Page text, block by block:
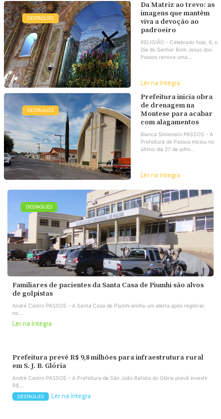
DESTAQUES
Da Matriz ao trevo: as
imagens que mantêm
viva a devoção ao
padroeiro
RELIGIÃO - Celebrado hoje, 6, o
Dia do Senhor Bom Jesus dos
Passos renova uma...
Ler na íntegra
DESTAQUES
Prefeitura inicia obra
de drenagem na
Montese para acabar
com alagamentos
Bianca Simionato PASSOS - A
Prefeitura de Passos iniciou no
último dia 27 de julho...
Ler na íntegra
DESTAQUES
Familiares de pacientes da Santa Casa de Piumhi são alvos
de golpistas
André Castro PASSOS – A Santa Casa de Piumhi emitiu um alerta após registrar,
no...
Ler na íntegra
Prefeitura prevê R$ 9,8 milhões para infraestrutura rural
em S. J. B. Glória
André Castro PASSOS – A Prefeitura de São João Batista do Glória prevê investir
R$...
DESTAQUES Ler na íntegra